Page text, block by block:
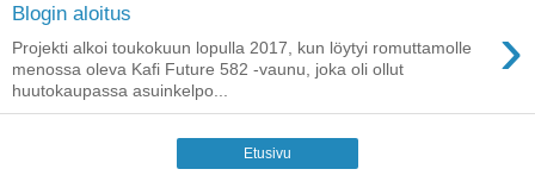
Blogin aloitus ›
Projekti alkoi toukokuun lopulla 2017, kun löytyi romuttamolle
menossa oleva Kafi Future 582 -vaunu, joka oli ollut
huutokaupassa asuinkelpo...
Etusivu